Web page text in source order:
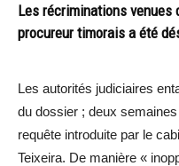
Les récriminations venues
procureur timorais a été
Les autorités judiciaires
du dossier ; deux
requête introduite par le
Teixeira. De manière «